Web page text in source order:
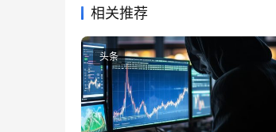
相关推荐
头条